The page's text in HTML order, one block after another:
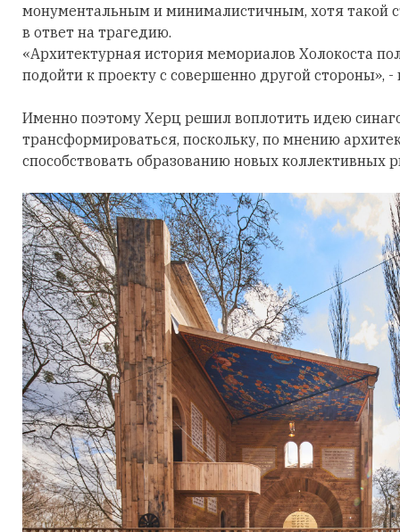
монументальным и минималистичным, хотя такой
в ответ на трагедию.
«Архитектурная история мемориалов Холокоста
подойти к проекту с совершенно другой стороны», -
Именно поэтому Херц решил воплотить идею
трансформироваться, поскольку, по мнению
способствовать образованию новых коллективных